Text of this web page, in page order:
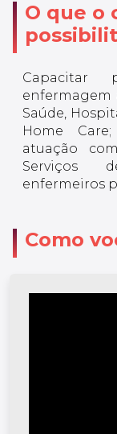
O que o
Capacitar
enfermagem
Saúde,
Home
atuação
Serviços
enfermeiros
Como